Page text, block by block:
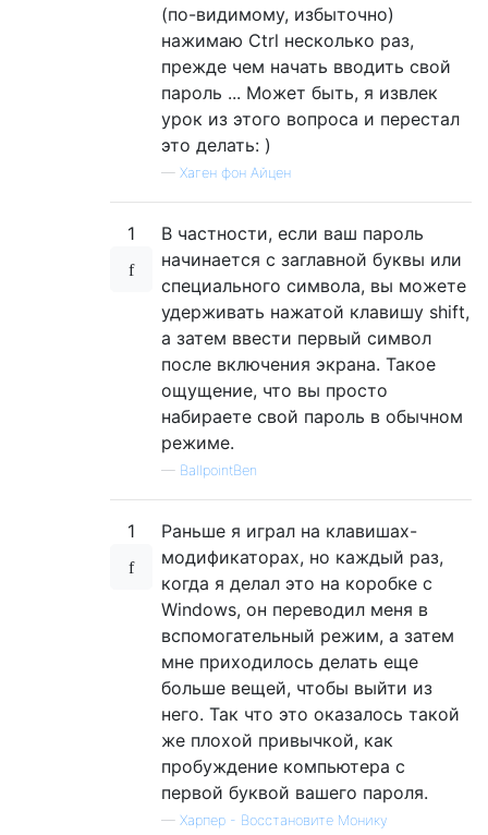
(по-видимому, избыточно)
нажимаю Ctrl несколько раз,
прежде чем начать вводить свой
пароль ... Может быть, я извлек
урок из этого вопроса и перестал
это делать: )
— Хаген фон Айцен
1
В частности, если ваш пароль
начинается с заглавной буквы или
специального символа, вы можете
удерживать нажатой клавишу shift,
а затем ввести первый символ
после включения экрана. Такое
ощущение, что вы просто
набираете свой пароль в обычном
режиме.
— BallpointBen
1
Раньше я играл на клавишах-
модификаторах, но каждый раз,
когда я делал это на коробке с
Windows, он переводил меня в
вспомогательный режим, а затем
мне приходилось делать еще
больше вещей, чтобы выйти из
него. Так что это оказалось такой
же плохой привычкой, как
пробуждение компьютера с
первой буквой вашего пароля.
— Харпер - Восстановите Монику